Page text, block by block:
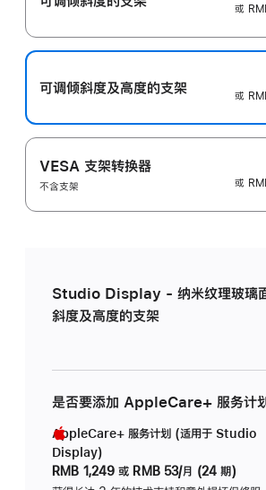
或
可调倾斜度及高‍度的支‍架
或
VESA 支架转换器
不含支架
或
Studio Display - 纳米纹理玻璃
斜度及高度的支架
是否要添加 AppleCare+ 服务计划
AppleCare+ 服务计划 (适用于 Studio
Display)
RMB 1,249 或 RMB 53/月 (24 期)